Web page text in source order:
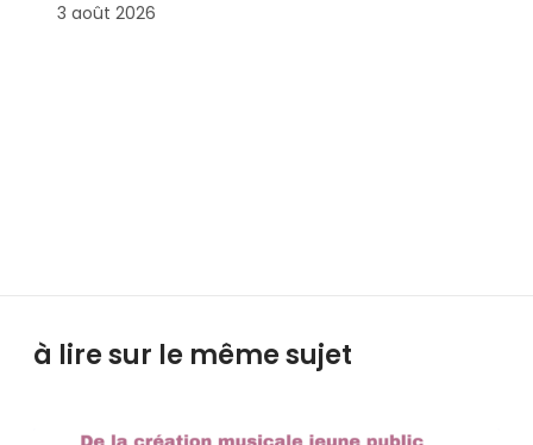
3 août 2026
à lire sur le même sujet